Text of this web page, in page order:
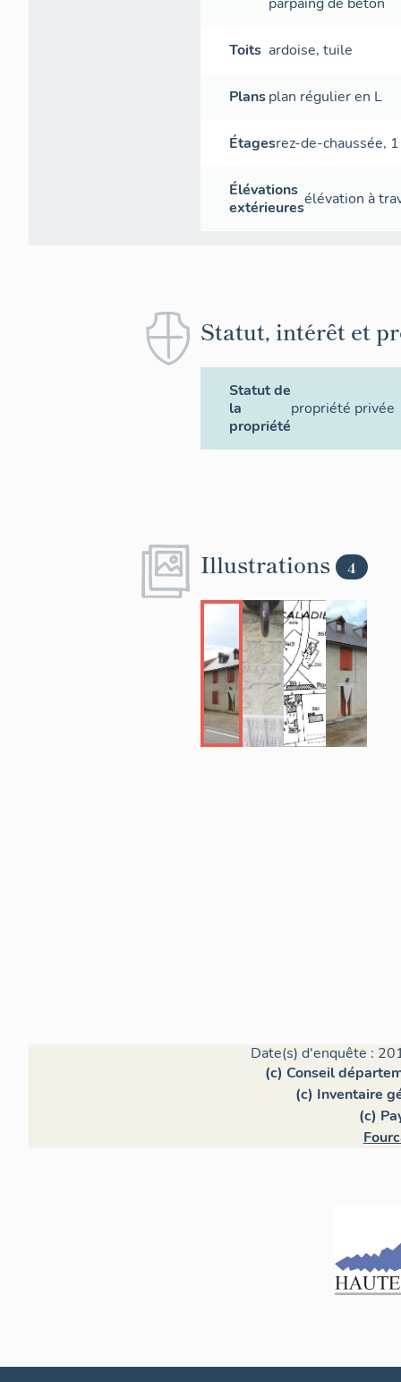
Toits ardoise, tuile
Plansplan régulier en L
Étagesrez-de-chaussée,
Élévations
extérieuresélévation à
Statut, intérêt et
Statut de
la
propriété
propriété privée
Illustrations 4
Date(s) d'enquête :
(c) Conseil
(c) Inventaire
(c)